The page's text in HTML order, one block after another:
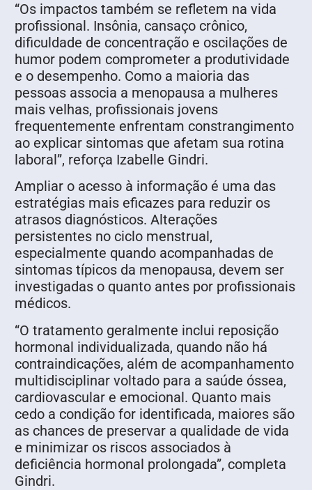
“Os impactos também se refletem na vida
profissional. Insônia, cansaço crônico,
dificuldade de concentração e oscilações de
humor podem comprometer a produtividade
e o desempenho. Como a maioria das
pessoas associa a menopausa a mulheres
mais velhas, profissionais jovens
frequentemente enfrentam constrangimento
ao explicar sintomas que afetam sua rotina
laboral”, reforça Izabelle Gindri.
Ampliar o acesso à informação é uma das
estratégias mais eficazes para reduzir os
atrasos diagnósticos. Alterações
persistentes no ciclo menstrual,
especialmente quando acompanhadas de
sintomas típicos da menopausa, devem ser
investigadas o quanto antes por profissionais
médicos.
“O tratamento geralmente inclui reposição
hormonal individualizada, quando não há
contraindicações, além de acompanhamento
multidisciplinar voltado para a saúde óssea,
cardiovascular e emocional. Quanto mais
cedo a condição for identificada, maiores são
as chances de preservar a qualidade de vida
e minimizar os riscos associados à
deficiência hormonal prolongada”, completa
Gindri.